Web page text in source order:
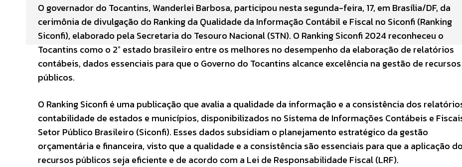
O governador do Tocantins, Wanderlei Barbosa, participou nesta segunda-feira, 17, em Brasília/DF, da
cerimônia de divulgação do Ranking da Qualidade da Informação Contábil e Fiscal no Siconfi (Ranking
Siconfi), elaborado pela Secretaria do Tesouro Nacional (STN). O Ranking Siconfi 2024 reconheceu o
Tocantins como o 2° estado brasileiro entre os melhores no desempenho da elaboração de relatórios
contábeis, dados essenciais para que o Governo do Tocantins alcance excelência na gestão de recursos
públicos.
O Ranking Siconfi é uma publicação que avalia a qualidade da informação e a consistência dos
contabilidade de estados e municípios, disponibilizados no Sistema de Informações Contábeis e
Setor Público Brasileiro (Siconfi). Esses dados subsidiam o planejamento estratégico da gestão
orçamentária e financeira, visto que a qualidade e a consistência são essenciais para que a aplicação
recursos públicos seja eficiente e de acordo com a Lei de Responsabilidade Fiscal (LRF).